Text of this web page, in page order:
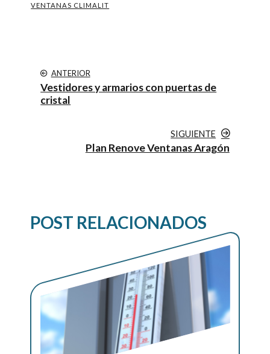
VENTANAS CLIMALIT
ANTERIOR
Vestidores y armarios con puertas de
cristal
SIGUIENTE
Plan Renove Ventanas Aragón
POST RELACIONADOS